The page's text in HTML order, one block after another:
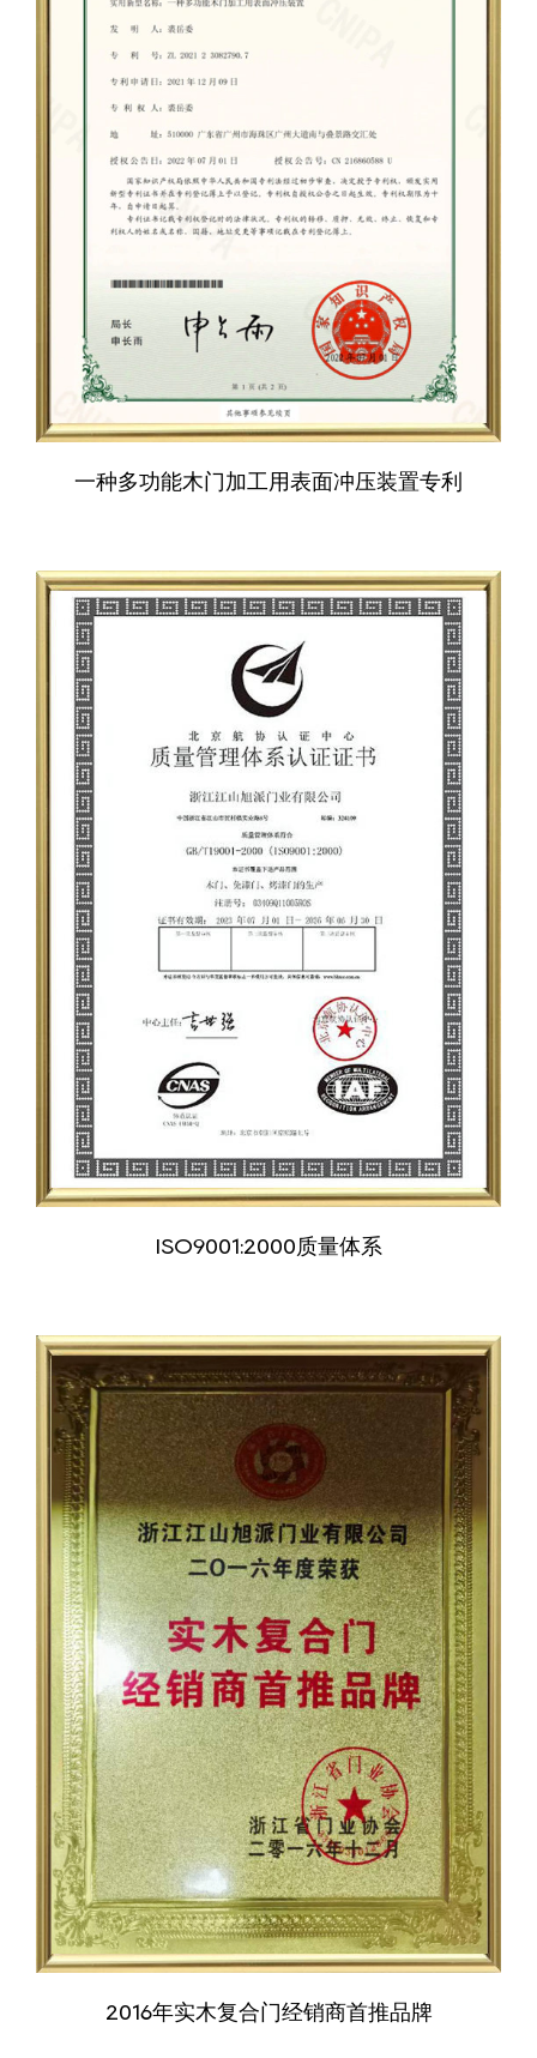
一种多功能木门加工用表面冲压装置专利
ISO9001:2000质量体系
2016年实木复合门经销商首推品牌